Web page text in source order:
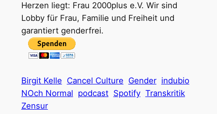
Herzen liegt: Frau 2000plus e.V. Wir sind
Lobby für Frau, Familie und Freiheit und
garantiert genderfrei.
Birgit Kelle Cancel Culture Gender indubio
NOch Normal podcast Spotify Transkritik
Zensur